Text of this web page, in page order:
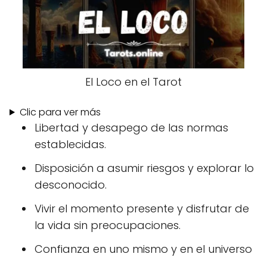
El Loco en el Tarot
Clic para ver más
Libertad y desapego de las normas
establecidas.
Disposición a asumir riesgos y explorar lo
desconocido.
Vivir el momento presente y disfrutar de
la vida sin preocupaciones.
Confianza en uno mismo y en el universo